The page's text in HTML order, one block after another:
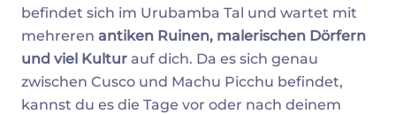
befindet sich im Urubamba Tal und wartet mit
mehreren antiken Ruinen, malerischen Dörfern
und viel Kultur auf dich. Da es sich genau
zwischen Cusco und Machu Picchu befindet,
kannst du es die Tage vor oder nach deinem